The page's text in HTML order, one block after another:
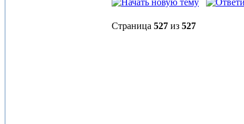
Страница 527 из 527